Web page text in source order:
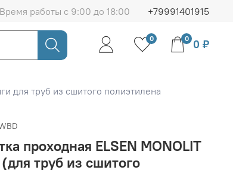
Время работы с 9:00 до 18:00 +79991401915
0 0 0 ₽
для труб из сшитого полиэтилена
проходная ELSEN MONOLIT
труб из сшитого